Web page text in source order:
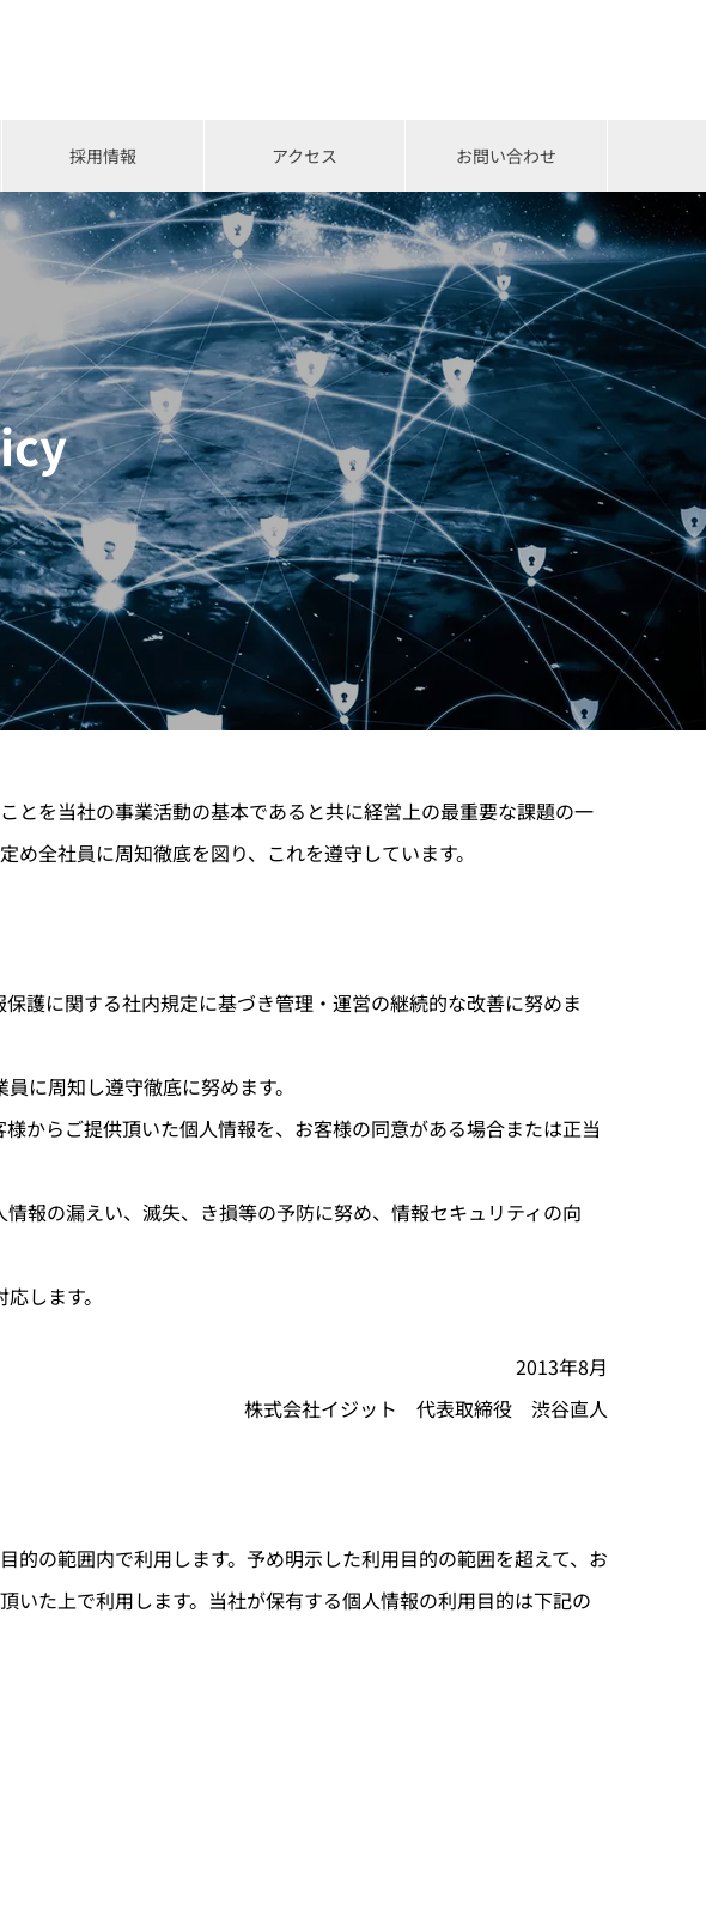
採用情報 アクセス お問い合わせ
とを当社の事業活動の基本であると共に経営上の最重要な課題の一
全社員に周知徹底を図り、これを遵守しています。
護に関する社内規定に基づき管理・運営の継続的な改善に努めま
に周知し遵守徹底に努めます。
からご提供頂いた個人情報を、お客様の同意がある場合または正当
報の漏えい、滅失、き損等の予防に努め、情報セキュリティの向
します。
2013年8月
株式会社イジット 代表取締役 渋谷直人
の範囲内で利用します。予め明示した利用目的の範囲を超えて、お
た上で利用します。当社が保有する個人情報の利用目的は下記の